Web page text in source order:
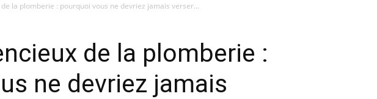
la plomberie : pourquoi vous ne devriez jamais verser...
de la plomberie :
ne devriez jamais